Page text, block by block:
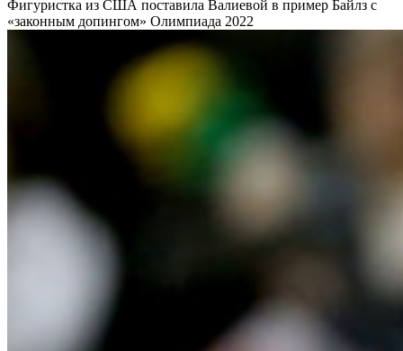
Фигуристка из США поставила Валиевой в пример Байлз с
«законным допингом» Олимпиада 2022